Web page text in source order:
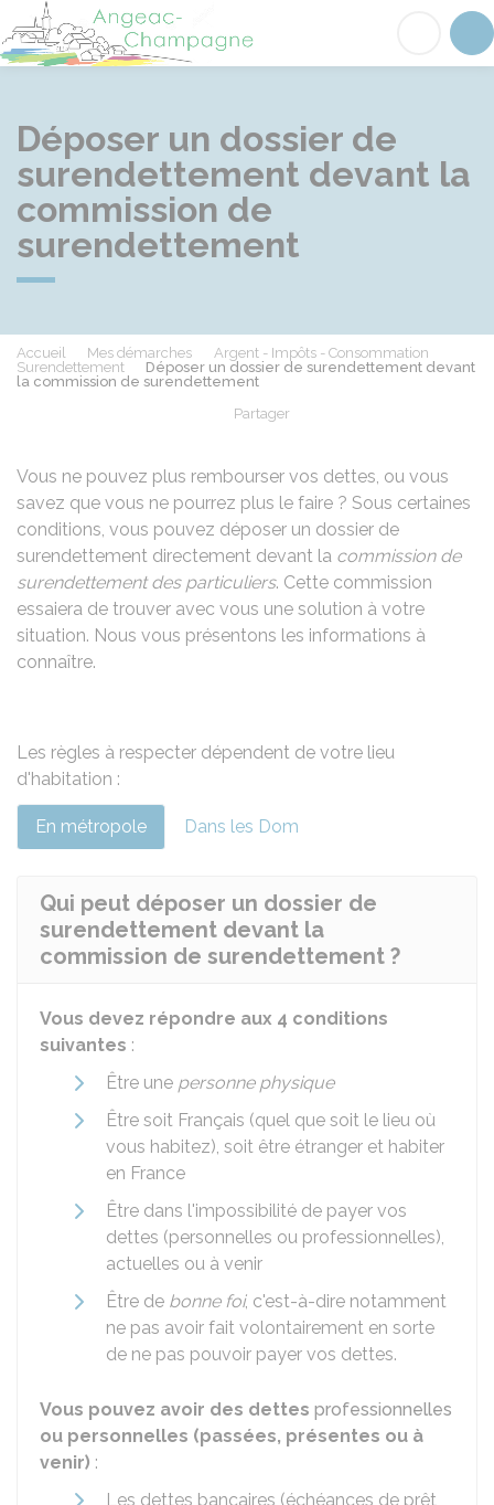
Angeac-Champagne
Déposer un dossier de
surendettement devant la
commission de
surendettement
Accueil Mes démarches
Argent - Impôts - Consommation
Surendettement
Déposer un dossier de surendettement devant
la commission de surendettement
Partager
Vous ne pouvez plus rembourser vos dettes, ou vous
savez que vous ne pourrez plus le faire ? Sous certaines
conditions, vous pouvez déposer un dossier de
surendettement directement devant la commission de
surendettement des particuliers. Cette commission
essaiera de trouver avec vous une solution à votre
situation. Nous vous présentons les informations à
connaître.
Les règles à respecter dépendent de votre lieu
d'habitation :
En métropole Dans les Dom
Qui peut déposer un dossier de
surendettement devant la
commission de surendettement ?
Vous devez répondre aux 4 conditions
suivantes :
Être une personne physique
Être soit Français (quel que soit le lieu où
vous habitez), soit être étranger et habiter
en France
Être dans l'impossibilité de payer vos
dettes (personnelles ou professionnelles),
actuelles ou à venir
Être de bonne foi, c'est-à-dire notamment
ne pas avoir fait volontairement en sorte
de ne pas pouvoir payer vos dettes.
Vous pouvez avoir des dettes professionnelles
ou personnelles (passées, présentes ou à
venir) :
Les dettes bancaires (échéances de prêt